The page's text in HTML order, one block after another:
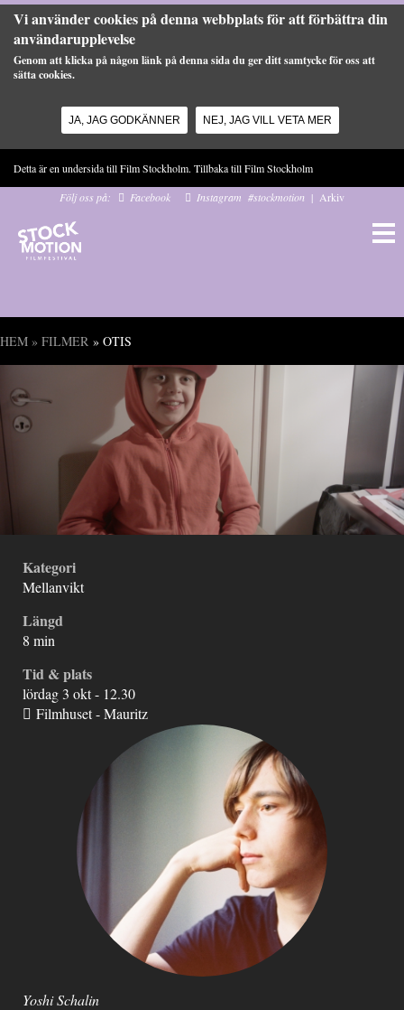
Vi använder cookies på denna webbplats för att förbättra din
användarupplevelse
Genom att klicka på någon länk på denna sida du ger ditt samtycke för oss att
sätta cookies.
JA, JAG GODKÄNNER NEJ, JAG VILL VETA MER
Detta är en undersida till Film Stockholm. Tillbaka tillFilm Stockholm
Följ oss på:
Facebook Instagram #stockmotion | Arkiv
Du är här
HEM » FILMER » OTIS
Kategori
Mellanvikt
Längd
8 min
Tid & plats
lördag 3 okt - 12.30
Filmhuset - Mauritz
Yoshi Schalin